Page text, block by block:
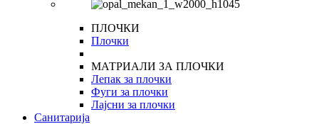
ПЛОЧКИ
Плочки
МАТРИАЛИ ЗА ПЛОЧКИ
Лепак за плочки
Фуги за плочки
Лајсни за плочки
Санитарија